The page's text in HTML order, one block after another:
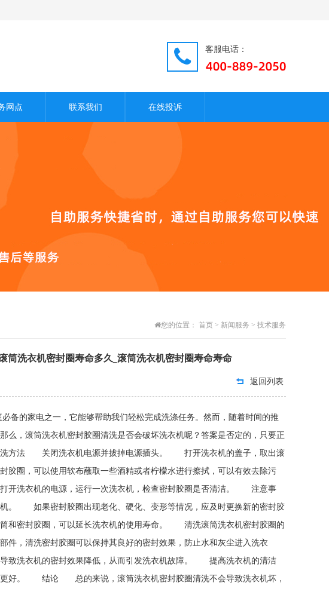
客服电话：
网点 联系我们 在线投诉
您的位置： 首页 > 新闻服务 > 技术服务
洗衣机密封圈寿命多久_滚筒洗衣机密封圈寿命寿命
返回列表
备的家电之一，它能够帮助我们轻松完成洗涤任务。然而，随着时间的推
么，滚筒洗衣机密封胶圈清洗是否会破坏洗衣机呢？答案是否定的，只要正
方法 关闭洗衣机电源并拔掉电源插头。 打开洗衣机的盖子，取出滚
，可以使用软布蘸取一些酒精或者柠檬水进行擦拭，可以有效去除污
洗衣机的电源，运行一次洗衣机，检查密封胶圈是否清洁。 注意事
。 如果密封胶圈出现老化、硬化、变形等情况，应及时更换新的密封胶
密封胶圈，可以延长洗衣机的使用寿命。 清洗滚筒洗衣机密封胶圈的
，清洗密封胶圈可以保持其良好的密封效果，防止水和灰尘进入洗衣
致洗衣机的密封效果降低，从而引发洗衣机故障。 提高洗衣机的清洁
更好。 结论 总的来说，滚筒洗衣机密封胶圈清洗不会导致洗衣机坏，